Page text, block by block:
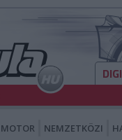
MOTOR NEMZETKÖZI